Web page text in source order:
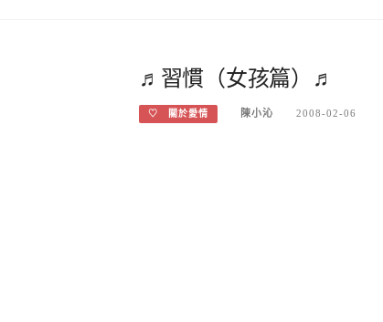
♬習慣（女孩篇）♬
♡ 關於愛情 陳小沁 2008-02-06